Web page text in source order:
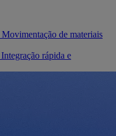
Movimentação de materiais
Integração rápida e